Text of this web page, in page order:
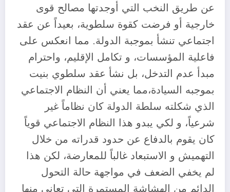
عن طريق النخب التي أوجدتها مصالح قوى
خارجية أو فرضت كقوة سلطوية، بعيداً عن عقد
اجتماعي تنشأ بموجبة الدولة. مما انعكس على
فاعلية المؤسسات، و تكامل الإقليم، واحترام
مبدأ عدم التدخل، بل نشأ عقد سلطوي بنيت
بموجبه السيادة،مما يعني أن النظام الاجتماعي
الذي شكلته سلطة الدولة كان نظاماً غير
شرعياً، و لكي يبدو هذا النظام الاجتماعي قوياً
كان يقوم بالدفاع عن حدود قدراته من خلال
التهميش و الاستبعاد غالباً للمعارضة، لكن هذا
لم يخفي الضعف في مواجهة حالة التحول
الدائم من الهشاشة المستمرة التي تعاني منها